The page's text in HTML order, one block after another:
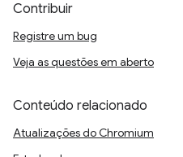
Contribuir
Registre um bug
Veja as questões em aberto
Conteúdo relacionado
Atualizações do Chromium